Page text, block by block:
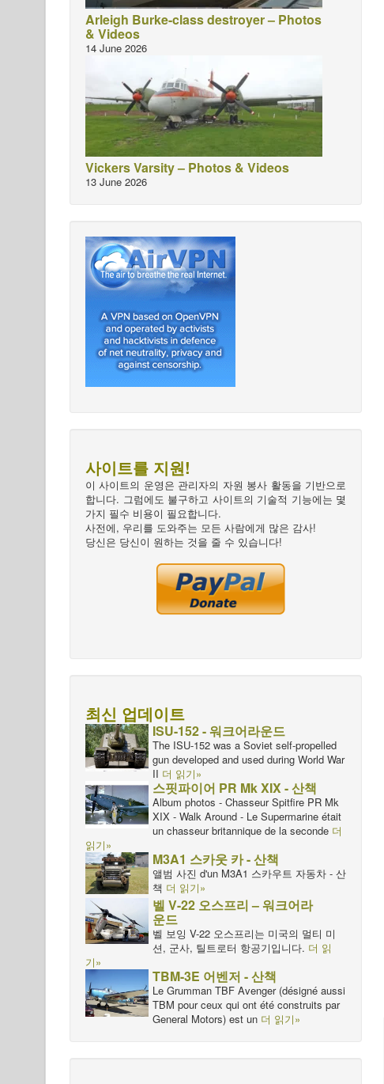
Arleigh Burke-class destroyer – Photos
& Videos
14 June 2026
Vickers Varsity – Photos & Videos
13 June 2026
사이트를 지원!
이 사이트의 운영은 관리자의 자원 봉사 활동을 기반으로
합니다. 그럼에도 불구하고 사이트의 기술적 기능에는 몇
가지 필수 비용이 필요합니다.
사전에, 우리를 도와주는 모든 사람에게 많은 감사!
당신은 당신이 원하는 것을 줄 수 있습니다!
최신 업데이트
ISU-152 - 워크어라운드
The ISU-152 was a Soviet self-propelled
gun developed and used during World War
II 더 읽기»
스핏파이어 PR Mk XIX - 산책
Album photos - Chasseur Spitfire PR Mk
XIX - Walk Around - Le Supermarine était
un chasseur britannique de la seconde 더
읽기»
M3A1 스카웃 카 - 산책
앨범 사진 d'un M3A1 스카우트 자동차 - 산
책 더 읽기»
벨 V-22 오스프리 – 워크어라
운드
벨 보잉 V-22 오스프리는 미국의 멀티 미
션, 군사, 틸트로터 항공기입니다. 더 읽
기»
TBM-3E 어벤저 - 산책
Le Grumman TBF Avenger (désigné aussi
TBM pour ceux qui ont été construits par
General Motors) est un 더 읽기»